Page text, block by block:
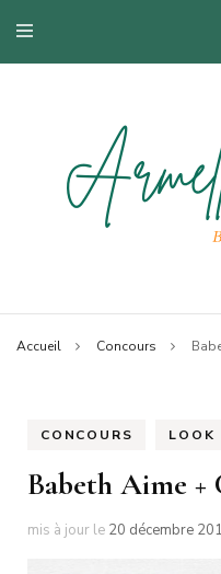
Armelle
Accueil Concours
CONCOURS LOOK
Babeth Aime +
mis à jour le 20 décembre